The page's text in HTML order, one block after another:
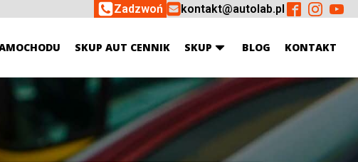
Zadzwoń kontakt@autolab.pl
SKUP AUT CENNIK SKUP BLOG KONTAKT